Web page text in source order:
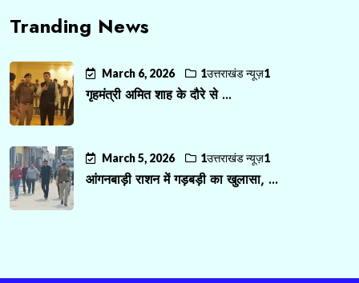
Tranding News
March 6, 2026 1उत्तराखंड न्यूज़1
गृहमंत्री अमित शाह के दौरे से ...
March 5, 2026 1उत्तराखंड न्यूज़1
आंगनबाड़ी राशन में गड़बड़ी का खुलासा, ...